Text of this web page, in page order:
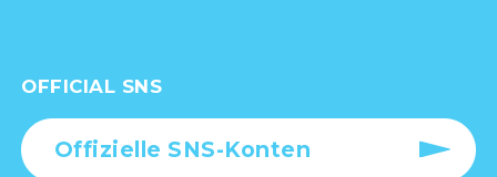
OFFICIAL SNS
Offizielle SNS-Konten